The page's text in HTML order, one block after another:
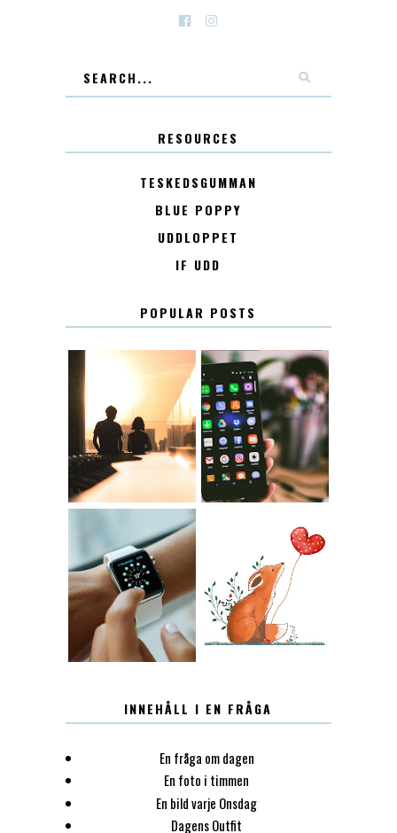
RESOURCES
TESKEDSGUMMAN
BLUE POPPY
UDDLOPPET
IF UDD
POPULAR POSTS
KONTAKT KONTAKTLISTA
12.30 LUGN
INNEHÅLL I EN FRÅGA
En fråga om dagen
En foto i timmen
En bild varje Onsdag
Dagens Outfit